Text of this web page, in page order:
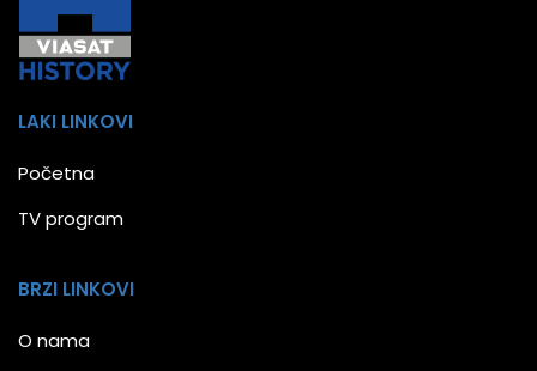
LAKI LINKOVI
Početna
TV program
BRZI LINKOVI
O nama